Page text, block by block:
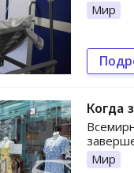
Мир
Когда
Мир